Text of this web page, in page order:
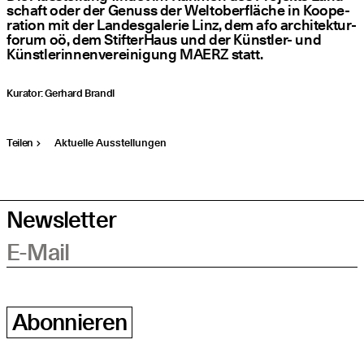
schaft oder der Genuss der Welt­ober­flä­che in Koope­
ra­ti­on mit der Lan­des­ga­le­rie Linz, dem afo archi­tek­tur­
fo­rum oö, dem Stif­ter­Haus und der Künst­ler- und
Künst­le­rin­nen­ver­ei­ni­gung MAERZ statt.
Kura­tor: Ger­hard Brandl
Teilen Aktuelle Ausstellungen
Newsletter
E-Mail
Abonnieren